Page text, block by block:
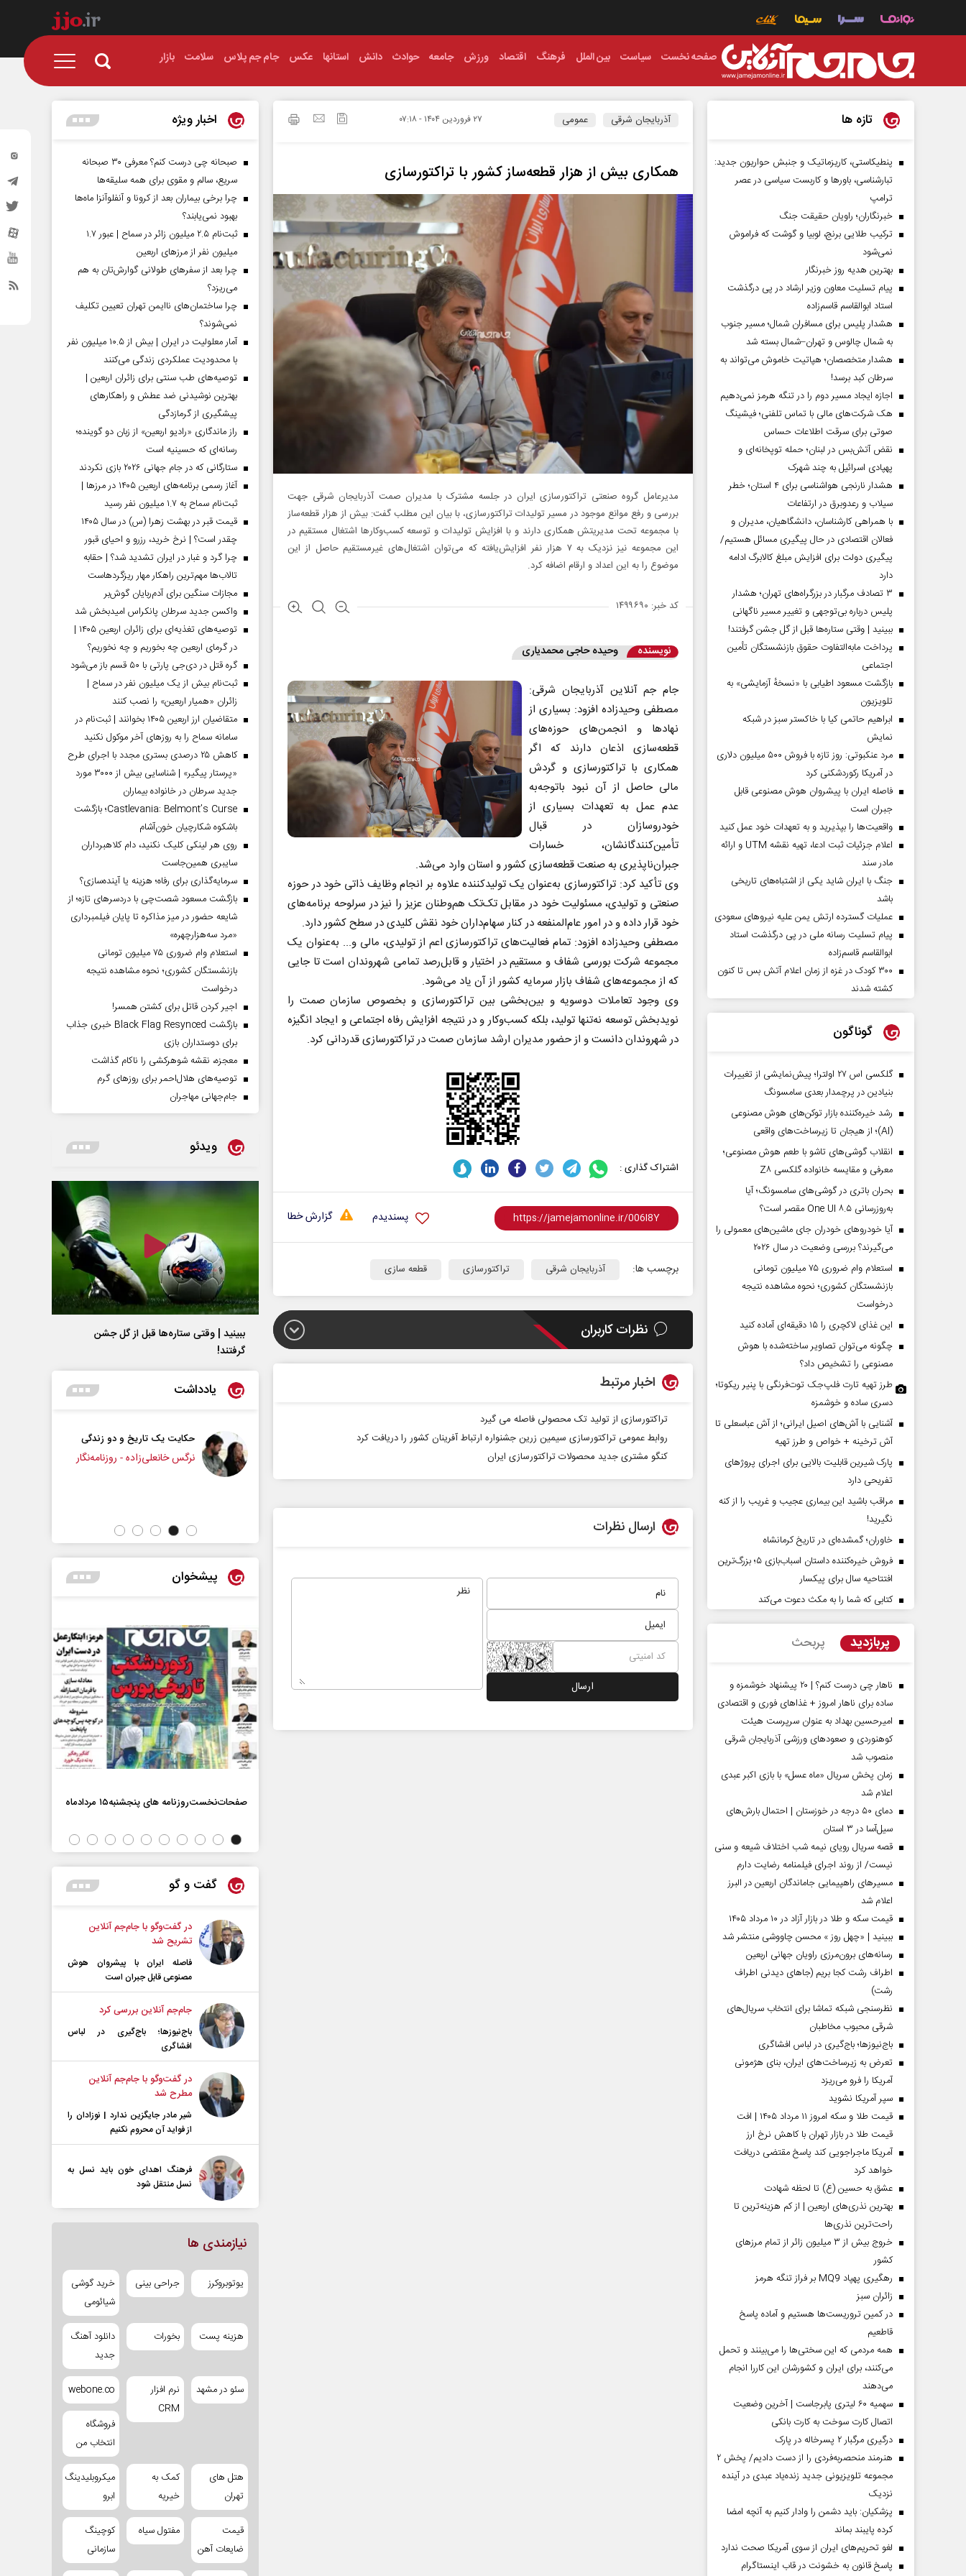
صفحه نخست سیاست بین الملل فرهنگ اقتصاد ورزش جامعه حوادث دانش استانها عکس جام جم پلاس سلامت بازار
آذربایجان شرقی عمومی ۲۷ فروردين ۱۴۰۴ - ۰۷:۱۸
همکاری بیش از هزار قطعه‌ساز کشور با تراکتورسازی
مدیرعامل گروه صنعتی تراکتورسازی ایران در جلسه مشترک با مدیران صمت آذربایجان شرقی جهت
بررسی و رفع موانع موجود در مسیر تولیدات تراکتورسازی، با بیان این مطلب گفت: بیش از هزار قطعه‌ساز
با مجموعه تحت مدیریتش همکاری دارند و با افزایش تولیدات و توسعه کسب‌وکارها اشتغال مستقیم در
این مجموعه نیز نزدیک به ۷ هزار نفر افزایش‌یافته که می‌توان اشتغال‌های غیرمستقیم حاصل از این
موضوع را به این اعداد و ارقام اضافه کرد.
کد خبر: ۱۴۹۹۶۹۰
نویسنده وحیده حاجی محمدیاری
جام جم آنلاین آذربایجان شرقی:
مصطفی وحیدزاده افزود: بسیاری از
نهادها و انجمن‌های حوزه‌های
قطعه‌سازی اذعان دارند که اگر
همکاری با تراکتورسازی و گردش
مالی حاصل از آن نبود باتوجه‌به
عدم عمل به تعهدات بسیاری از
خودروسازان در قبال
تأمین‌کنندگانشان، خسارات
جبران‌ناپذیری به صنعت قطعه‌سازی کشور و استان وارد می‌شد.
وی تأکید کرد: تراکتورسازی به‌عنوان یک تولیدکننده علاوه بر انجام وظایف ذاتی خود در حوزه
صنعتی و تولیدی، مسئولیت خود در مقابل تک‌تک هم‌وطنان عزیز را نیز در سرلوحه برنامه‌های
خود قرار داده‌ و در امور عام‌المنفعه در کنار سهام‌داران خود نقش کلیدی در سطح کشور دارد.
مصطفی وحیدزاده افزود: تمام فعالیت‌های تراکتورسازی اعم از تولیدی، مالی و... به‌عنوان یک
مجموعه شرکت بورسی شفاف و مستقیم در اختیار و قابل‌رصد تمامی شهروندان است تا جایی
که از مجموعه‌های شفاف بازار سرمایه کشور از آن یاد می‌شود.
وی وجود تعاملات دوسویه و بین‌بخشی بین تراکتورسازی و بخصوص سازمان صمت را
نویدبخش توسعه نه‌تنها تولید، بلکه کسب‌وکار و در نتیجه افزایش رفاه اجتماعی و ایجاد انگیزه
در شهروندان دانست و از حضور مدیران ارشد سازمان صمت در تراکتورسازی قدردانی کرد.
اشتراک گذاری :
گزارش خطا پسندیدم
برچسب ها: آذربایجان شرقی تراکتورسازی قطعه سازی
نظرات کاربران
اخبار مرتبط
تراکتورسازی از تولید تک محصولی فاصله می گیرد
روابط عمومی تراکتورسازی سیمین زرین جشنواره ارتباط آفرینان کشور را دریافت کرد
کنگو مشتری جدید محصولات تراکتورسازی ایران
ارسال نظرات
تازه ها
پنطیکاستی، کاریزماتیک و جنبش حواریون جدید:
تبارشناسی، باور‌ها و کاربست سیاسی در عصر
ترامپ
خبرنگاران؛ راویان حقیقت جنگ
ترکیب طلایی برنج، لوبیا و گوشت که فراموش
نمی‌شود
بهترین هدیه روز خبرنگار
پیام تسلیت معاون وزیر ارشاد در پی درگذشت
استاد ابوالقاسم قاسم‌زاده
هشدار پلیس برای مسافران شمال؛ مسیر جنوب
به شمال چالوس و تهران–شمال بسته شد
هشدار متخصصان؛ هپاتیت خاموش می‌تواند به
سرطان کبد برسد!
اجازه ایجاد مسیر دوم را در تنگه هرمز نمی‌دهیم
هک شرکت‌های مالی با تماس تلفنی؛ فیشینگ
صوتی برای سرقت اطلاعات حساس
نقض آتش‌بس در لبنان؛ حمله توپخانه‌ای و
پهپادی اسرائیل به چند شهرک
هشدار نارنجی هواشناسی برای ۴ استان؛ خطر
سیلاب و رعدوبرق در ارتفاعات
با همراهی کارشناسان، دانشگاهیان، مدیران و
فعالان اقتصادی در حال پیگیری مسائل هستیم/
پیگیری دولت برای افزایش مبلغ کالابرگ ادامه
دارد
۳ تصادف مرگبار در بزرگراه‌های تهران؛ هشدار
پلیس درباره بی‌توجهی و تغییر مسیر ناگهانی
ببینید | وقتی ستاره‌ها قبل از گل جشن گرفتند!
پرداخت مابه‌التفاوت حقوق بازنشستگان تأمین
اجتماعی
بازگشت مسعود اطیابی با «نسخهٔ آزمایشی» به
تلویزیون
ابراهیم حاتمی کیا با خاکستر سبز در شبکه
نمایش
مرد عنکبوتی: روز تازه با فروش ۵۰۰ میلیون دلاری
در آمریکا رکوردشکنی کرد
فاصله ایران با پیشرو‌ان هوش مصنوعی قابل
جبران است
واقعیت‌ها را بپذیرید و به تعهدات خود عمل کنید
اعلام جزئیات ثبت ادعا، تهیه نقشه UTM و ارائه
مادر سند
جنگ با ایران شاید یکی از اشتباه‌های تاریخی
باشد
عملیات گسترده ارتش یمن علیه نیروهای سعودی
پیام تسلیت رسانه ملی در پی درگذشت استاد
ابوالقاسم قاسم‌زاده
۳۰۰ کودک در غزه از زمان اعلام آتش بس تا کنون
کشته شدند
گوناگون
گلکسی اس ۲۷ اولترا؛ پیش‌نمایشی از تغییرات
بنیادین در پرچمدار بعدی سامسونگ
رشد خیره‌کننده بازار توکن‌های هوش مصنوعی
(AI)؛ از هیجان تا زیرساخت‌های واقعی
انقلاب گوشی‌های تاشو‌ با طعم هوش مصنوعی؛
معرفی و مقایسه خانواده گلکسی Z۸
بحران باتری در گوشی‌های سامسونگ؛ آیا
به‌روزرسانی One UI ۸.۵ مقصر است؟
آیا خودروهای خودران جای ماشین‌های معمولی را
می‌گیرند؟ بررسی وضعیت در سال ۲۰۲۶
استعلام وام ضروری ۷۵ میلیون تومانی
بازنشستگان کشوری؛ نحوه مشاهده نتیجه
درخواست
این غذای لاکچری را ۱۵ دقیقه‌ای آماده کنید
چگونه می‌توان تصاویر ساخته‌شده با هوش
مصنوعی را تشخیص داد؟
طرز تهیه تارت فلپ‌جک توت‌فرنگی با پنیر ریکوتا؛
دسری ساده و خوشمزه
آشنایی با آش‌های اصیل ایرانی؛ از آش عباسعلی تا
آش ترخینه + خواص و طرز تهیه
پارک شیرین قابلیت‌ بالایی برای اجرای پروژهای
تفریحی دارد
مراقب باشید این بیماری عجیب و غریب را از کنه
نگیرید!
خاوران؛ گمشده‌ای در تاریخ کرمانشاه
فروش خیره‌کننده داستان اسباب‌بازی ۵؛ بزرگ‌ترین
افتتاحیه سال برای پیکسار
کتابی که شما را به مکث دعوت می‌کند
پربازدید پربحث
ناهار چی درست کنم؟ | ۲۰ پیشنهاد خوشمزه و
ساده برای ناهار امروز + غذاهای فوری و اقتصادی
امیرحسین بهداد به عنوان سرپرست هیئت
کوهنوردی و صعودهای ورزشی آذربایجان شرقی
منصوب شد
زمان پخش سریال «ماه عسل» با بازی اکبر عبدی
اعلام شد
دمای ۵۰ درجه در خوزستان | احتمال بارش‌های
سیل‌آسا در ۳ استان
قصه سریال رویای نیمه شب اختلاف شیعه و سنی
نیست/ از روند اجرای فیلمنامه رضایت دارم
مسیر‌های راهپیمایی جاماندگان اربعین در البرز
اعلام شد
قیمت سکه و طلا در بازار آزاد در ۱۰ مرداد ۱۴۰۵
ببینید | «چهل روز » محسن چاووشی منتشر شد
رسانه‌های برون‌مرزی راویان جهانی اربعین
اطراف رشت کجا بریم (جاهای دیدنی اطراف
رشت)
نظرسنجی شبکه تماشا برای انتخاب سریال‌های
شرقی محبوب مخاطبان
باج‌نیوزها؛ باج‌گیری در لباس افشاگری
تعرض به زیرساخت‌های ایران، بنای هژمونی
آمریکا را فرو می‌ریزد
سپر آمریکا نشوید
قیمت طلا و سکه امروز ۱۱ مرداد ۱۴۰۵ | افت
قیمت طلا در بازار تهران با کاهش نرخ ارز
آمریکا ماجراجویی کند پاسخ مقتضی دریافت
خواهد کرد
عشق به حسین (ع) تا لحظه شهادت
بهترین نذری‌های اربعین | از کم هزینه‌ترین تا
راحت‌ترین نذری‌ها
خروج بیش از ۳ میلیون زائر از تمام مرز‌های
کشور
رهگیری پهپاد MQ9 بر فراز تنگه هرمز
‌زائران سبز
در کمین تروریست‌ها هستیم و آماده پاسخ
قاطعیم
همه مردمی که این سختی‌ها را می‌بینند و تحمل
می‌کنند، برای ایران و کشورشان این کاررا انجام
می‌دهند
سهمیه ۶۰ لیتری پابرجاست | آخرین وضعیت
اتصال کارت سوخت به کارت بانکی
درگیری مرگبار ۲ پسرخاله در پارک
هنرمند منحصر‌به‌فردی را از دست دادیم/ پخش ۲
مجموعه تلویزیونی جدید زنده‌یاد عبدی در آینده
نزدیک
پزشکیان: باید دشمن را وادار کنیم به آنچه امضا
کرده پایبند بماند
لغو تحریم‌های ایران از سوی آمریکا صحت ندارد
پاسخ قانون به خشونت در قاب اینستاگرام
اخبار ویژه
صبحانه چی درست کنم؟ معرفی ۳۰ صبحانه
سریع، سالم و مقوی برای همه سلیقه‌ها
چرا برخی بیماران بعد از کرونا و آنفلوآنزا ماه‌ها
بهبود نمی‌یابند؟
ثبت‌نام ۲.۵ میلیون زائر در سماح | عبور ۱.۷
میلیون نفر از مرز‌های اربعین
چرا بعد از سفرهای طولانی گوارش‌تان به هم
می‌ریزد؟
چرا ساختمان‌های ناایمن تهران تعیین تکلیف
نمی‌شوند؟
آمار معلولیت در ایران | بیش از ۱۰.۵ میلیون نفر
با محدودیت عملکردی زندگی می‌کنند
توصیه‌های طب سنتی برای زائران اربعین |
بهترین نوشیدنی ضد عطش و راهکارهای
پیشگیری از گرمازدگی
راز ماندگاری «رادیو اربعین» از زبان دو گوینده؛
رسانه‌ای که حسینیه است
ستارگانی که در جام جهانی ۲۰۲۶ بازی نکردند
آغاز رسمی برنامه‌های اربعین ۱۴۰۵ در مرز‌ها |
ثبت‌نام سماح به ۱.۷ میلیون نفر رسید
قیمت قبر در بهشت زهرا (س) در سال ۱۴۰۵
چقدر است؟ | نرخ خرید، رزرو و احیای قبور
چرا گرد و غبار در ایران تشدید شد؟ | حقابه
تالاب‌ها مهم‌ترین راهکار مهار ریزگردهاست
مجازات سنگین برای آدم‌ربایان گوش‌بر
واکسن جدید سرطان پانکراس امیدبخش شد
توصیه‌های تغذیه‌ای برای زائران اربعین ۱۴۰۵ |
در گرمای اربعین چه بخوریم و چه نخوریم؟
گره قتل در دی‌جی پارتی با ۵۰ قسم باز می‌شود
ثبت‌نام بیش از یک میلیون نفر در سماح |
زائران «همیار اربعین» را نصب کنند
متقاضیان ارز اربعین ۱۴۰۵ بخوانند | ثبت‌نام در
سامانه سماح را به روز‌های آخر موکول نکنید
کاهش ۲۵ درصدی بستری مجدد با اجرای طرح
«پرستار پیگیر» | شناسایی بیش از ۳۰۰۰ مورد
جدید سرطان در خانواده بیماران
Castlevania: Belmont’s Curse؛ بازگشت
باشکوه شکارچیان خون‌آشام
روی هر لینکی کلیک نکنید، دام کلاهبرداران
سایبری همین‌جاست
سرمایه‌گذاری برای رفاه؛ هزینه یا آینده‌سازی؟
بازگشت مسعود شصت‌چی با دردسر‌های تازه؛ از
شایعه حضور در میز مذاکره تا پایان فیلمبرداری
«مرد سه‌هزارچهره»
استعلام وام ضروری ۷۵ میلیون تومانی
بازنشستگان کشوری؛ نحوه مشاهده نتیجه
درخواست
اجیر کردن قاتل برای کشتن همسر!
بازگشت Black Flag Resynced خبری جذاب
برای دوستداران بازی
معجزه، نقشه شوهرکشی را ناکام گذاشت
توصیه‌های هلال‌احمر برای روز‌های گرم
جام‌جهانی مهاجران
ویدئو
ببینید | وقتی ستاره‌ها قبل از گل جشن
گرفتند!
یادداشت
پشت‌پرده تهدیدات کوتاه‏‌مدت و
- تحلیلگر مسائل سیاسی
اربعین نماد مقاومت در برابر
مجلس
از باتلاق انرژی تا بن‌بست ترامپ حکایت یک تاریخ و دو زندگی
نرگس خانعلی‌زاده - روزنامه‌نگار
چرایی عقب‌نشینی ترامپ؟
پیشخوان
صفحات نخست روزنامه ها‌ی‌سه‌شنبه ۶ مردادماه صفحات‌نخست‌روزنامه ها‌ی پنجشنبه‌۱۵ مردادماه
گفت و گو
در گفت‌و‌گو با جام‌جم آنلاین
تشریح شد
فاصله ایران با پیشرو‌ان هوش
مصنوعی قابل جبران است
جام‌جم آنلاین بررسی کرد
باج‌نیوزها؛ باج‌گیری در لباس
افشاگری
در گفت‌و‌گو با جام‌جم آنلاین
مطرح شد
شیر مادر جایگزین ندارد | نوزادان را
از فواید آن محروم نکنیم
فرهنگ اهدای خون باید نسل به
نسل منتقل شود
نیازمندی ها
یوتوبروکرز جراحی بینی
خرید گوشی
شیائومی
هزینه پست بخورات
دانلود آهنگ
جدید
سئو در مشهد
نرم افزار
CRM
webone.co
فروشگاه
انتخاب من
هتل های
تهران
کمک به
خیریه
میکروبلیدینگ
ابرو
قیمت
ضایعات آهن
مفتول سیاه
کوچینگ
سازمانی